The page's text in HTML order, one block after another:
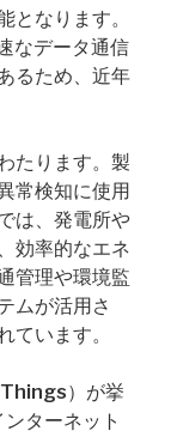
となります。
なデータ通信
るため、近年
たります。製
常検知に使用
は、発電所や
効率的なエネ
管理や環境監
ムが活用さ
ています。
）が挙
ターネット